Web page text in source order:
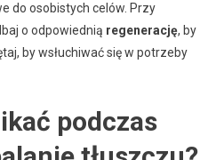
do osobistych celów. Przy
o odpowiednią regenerację, by
by wsłuchiwać się w potrzeby
podczas